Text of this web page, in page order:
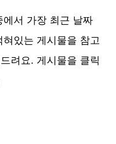
에서 가장 최근 날짜
혀있는 게시물을 참고
려요. 게시물을 클릭